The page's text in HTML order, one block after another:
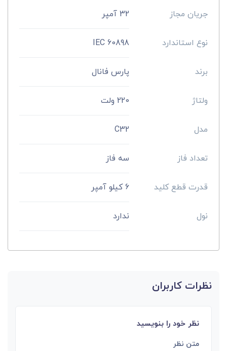
جریان مجاز 32 آمپر
نوع استاندارد IEC 60898
برند پارس فانال
ولتاژ 220 ولت
مدل C32
تعداد فاز سه فاز
قدرت قطع کلید 6 کیلو آمپر
نول ندارد
نظرات کاربران
نظر خود را بنویسید
متن نظر